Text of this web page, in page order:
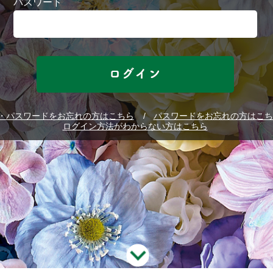
パスワード
パスワードをお忘れの方はこちら
パスワードをお忘れの方はこ
ログイン方法がわからない方はこちら